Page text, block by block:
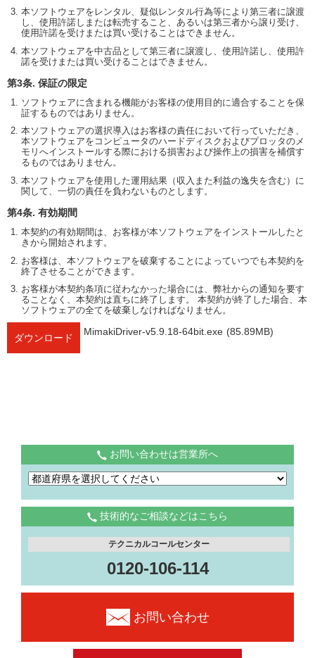
本ソフトウェアをレンタル、疑似レンタル行為等により第三者に譲渡
し、使用許諾しまたは転売すること、あるいは第三者から譲り受け、
使用許諾を受けまたは買い受けることはできません。
本ソフトウェアを中古品として第三者に譲渡し、使用許諾し、使用許
諾を受けまたは買い受けることはできません。
第3条. 保証の限定
ソフトウェアに含まれる機能がお客様の使用目的に適合することを保
証するものではありません。
本ソフトウェアの選択導入はお客様の責任において行っていただき、
本ソフトウェアをコンピュータのハードディスクおよびプロッタのメ
モリへインストールする際における損害および操作上の損害を補償す
るものではありません。
本ソフトウェアを使用した運用結果（収入また利益の逸失を含む）に
関して、一切の責任を負わないものとします。
第4条. 有効期間
本契約の有効期間は、お客様が本ソフトウェアをインストールしたと
きから開始されます。
お客様は、本ソフトウェアを破棄することによっていつでも本契約を
終了させることができます。
お客様が本契約条項に従わなかった場合には、弊社からの通知を要す
ることなく、本契約は直ちに終了します。 本契約が終了した場合、本
ソフトウェアの全てを破棄しなければなりません。
ダウンロード
MimakiDriver-v5.9.18-64bit.exe (85.89MB)
お問い合わせは営業所へ
技術的なご相談などはこちら
テクニカルコールセンター
0120-106-114
お問い合わせ